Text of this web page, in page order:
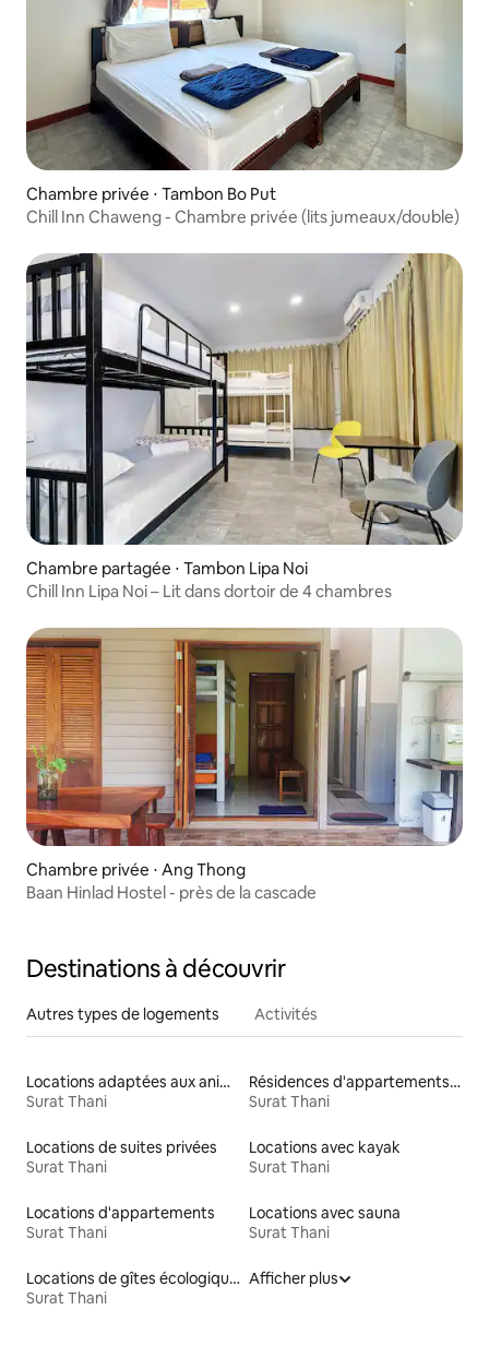
Chambre privée ⋅ Tambon Bo Put
Chill Inn Chaweng - Chambre privée (lits jumeaux/double)
Chambre partagée ⋅ Tambon Lipa Noi
Chill Inn Lipa Noi – Lit dans dortoir de 4 chambres
Chambre privée ⋅ Ang Thong
Baan Hinlad Hostel - près de la cascade
Destinations à découvrir
Autres types de logements Activités
Locations adaptées aux animaux
Surat Thani
Résidences d'appartements en location
Surat Thani
Locations de suites privées
Surat Thani
Locations avec kayak
Surat Thani
Locations d'appartements
Surat Thani
Locations avec sauna
Surat Thani
Locations de gîtes écologiques
Surat Thani
Afficher plus